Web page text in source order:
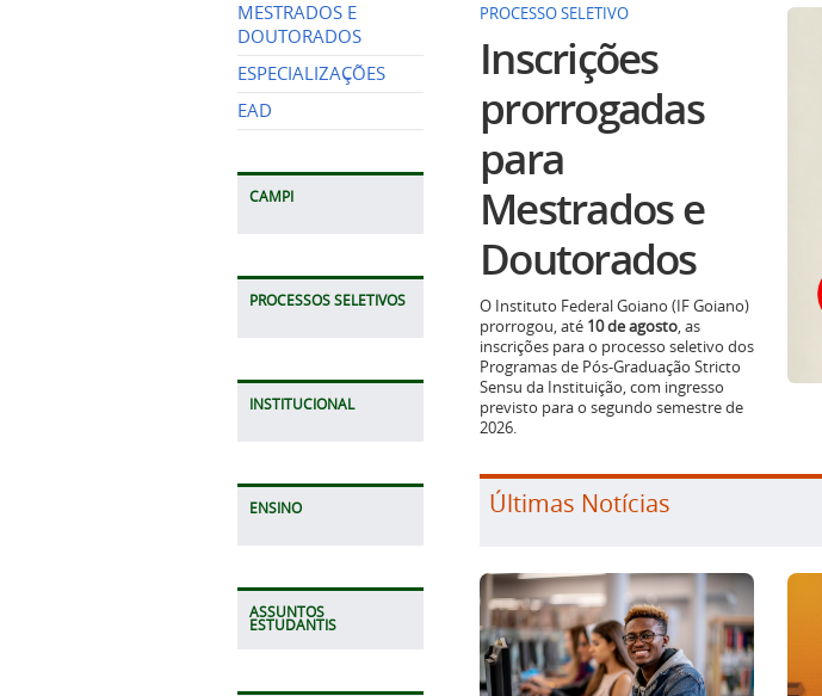
MESTRADOS E
DOUTORADOS
ESPECIALIZAÇÕES
EAD
CAMPI
PROCESSOS SELETIVOS
INSTITUCIONAL
ENSINO
ASSUNTOS
ESTUDANTIS
PROCESSO SELETIVO
Inscrições
prorrogadas
para
Mestrados e
Doutorados
O Instituto Federal Goiano (IF Goiano)
prorrogou, até 10 de agosto, as
inscrições para o processo seletivo dos
Programas de Pós-Graduação Stricto
Sensu da Instituição, com ingresso
previsto para o segundo semestre de
2026.
Últimas Notícias